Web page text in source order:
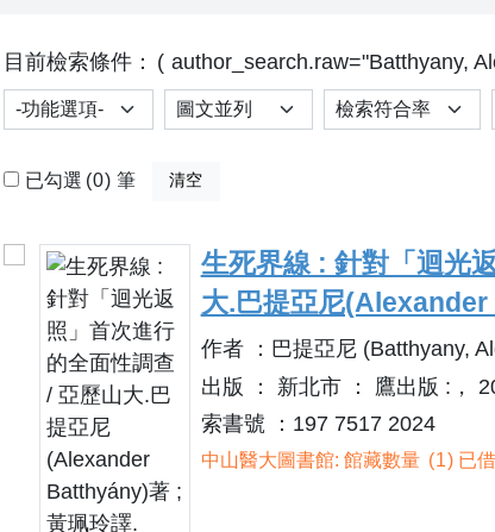
目前檢索條件： author_search.raw="Batthyany,
功能選項
排序
已勾選 0 筆 清空
生死界線 : 針對「迴光
大.巴提亞尼
作者 ：巴提亞尼 (Batthyany,
出版 ： 新北市 ： 鷹出版 :，
索書號 ：197 7517 2024
中山醫大圖書館: 館藏數量 1 已